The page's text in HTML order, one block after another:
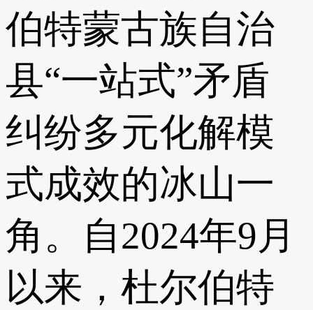
伯特蒙古族自治
县“一站式”矛盾
纠纷多元化解模
式成效的冰山一
角。自2024年9月
以来，杜尔伯特